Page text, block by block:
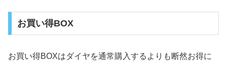
お買い得BOX
お買い得BOXはダイヤを通常購入するよりも断然お得に